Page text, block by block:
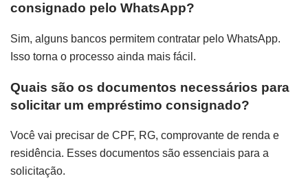
consignado pelo WhatsApp?
Sim, alguns bancos permitem contratar pelo WhatsApp.
Isso torna o processo ainda mais fácil.
Quais são os documentos necessários para
solicitar um empréstimo consignado?
Você vai precisar de CPF, RG, comprovante de renda e
residência. Esses documentos são essenciais para a
solicitação.